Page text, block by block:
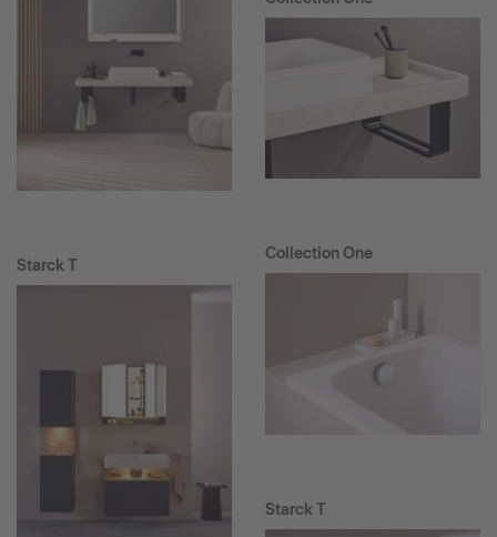
Starck T
Collection One
Starck T